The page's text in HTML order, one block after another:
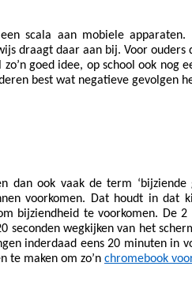
scala aan mobiele apparaten.
draagt daar aan bij. Voor ouders
goed idee, op school ook nog
best wat negatieve gevolgen
dan ook vaak de term ‘bijziende
voorkomen. Dat houdt in dat
bijziendheid te voorkomen. De
seconden wegkijken van het
inderdaad eens 20 minuten in
te maken om zo’n chromebook